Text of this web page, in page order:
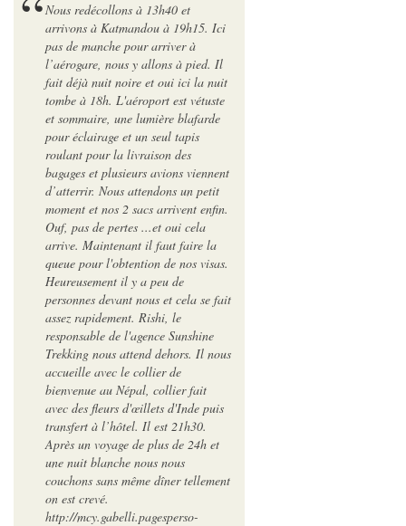
Nous redécollons à 13h40 et
arrivons à Katmandou à 19h15. Ici
pas de manche pour arriver à
l’aérogare, nous y allons à pied. Il
fait déjà nuit noire et oui ici la nuit
tombe à 18h. L'aéroport est vétuste
et sommaire, une lumière blafarde
pour éclairage et un seul tapis
roulant pour la livraison des
bagages et plusieurs avions viennent
d’atterrir. Nous attendons un petit
moment et nos 2 sacs arrivent enfin.
Ouf, pas de pertes ...et oui cela
arrive. Maintenant il faut faire la
queue pour l'obtention de nos visas.
Heureusement il y a peu de
personnes devant nous et cela se fait
assez rapidement. Rishi, le
responsable de l'agence Sunshine
Trekking nous attend dehors. Il nous
accueille avec le collier de
bienvenue au Népal, collier fait
avec des fleurs d'œillets d'Inde puis
transfert à l’hôtel. Il est 21h30.
Après un voyage de plus de 24h et
une nuit blanche nous nous
couchons sans même dîner tellement
on est crevé.
http://mcy.gabelli.pagesperso-